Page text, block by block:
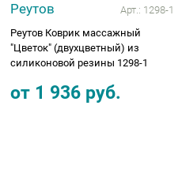
Реутов Арт.: 1298-1
Реутов Коврик массажный
"Цветок" (двухцветный) из
силиконовой резины 1298-1
от 1 936 руб.